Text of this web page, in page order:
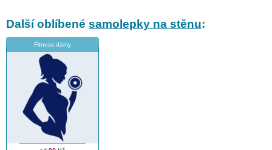
Další oblíbené samolepky na stěnu:
Fitness dámy